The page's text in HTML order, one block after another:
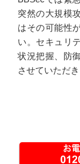
突然の大規模
はその可能性
い。セキュリ
状況把握、防
させていただき